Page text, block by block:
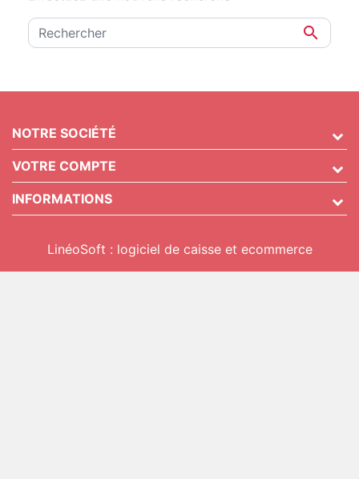

NOTRE SOCIÉTÉ
VOTRE COMPTE
INFORMATIONS
LinéoSoft : logiciel de caisse et ecommerce